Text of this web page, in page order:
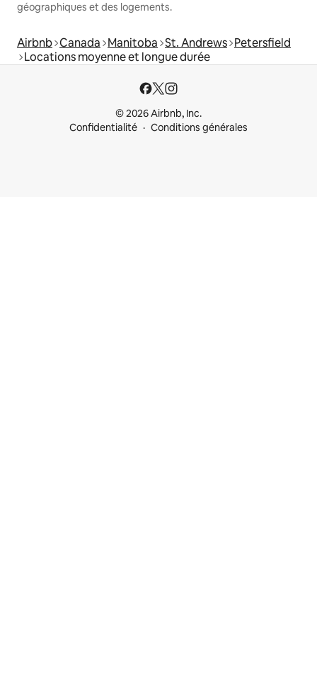
géographiques et des logements.
Airbnb Canada Manitoba St. Andrews Petersfield
Locations moyenne et longue durée
© 2026 Airbnb, Inc.
Confidentialité
Conditions générales